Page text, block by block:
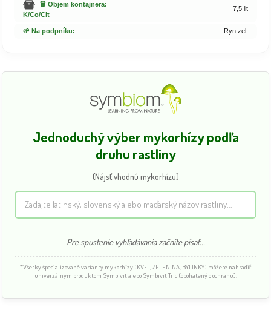
🗑️ Objem kontajnera:
K/Co/Clt
7,5 lit
🌱 Na podpníku: Ryn.zel.
Jednoduchý výber mykorhízy podľa
druhu rastliny
(Nájsť vhodnú mykorhízu)
Pre spustenie vyhľadávania začnite písať...
*Všetky špecializované varianty mykorhízy (KVET, ZELENINA, BYLINKY) môžete nahradiť
univerzálnym produktom Symbivit alebo Symbivit Tric (obohatený o ochranu).